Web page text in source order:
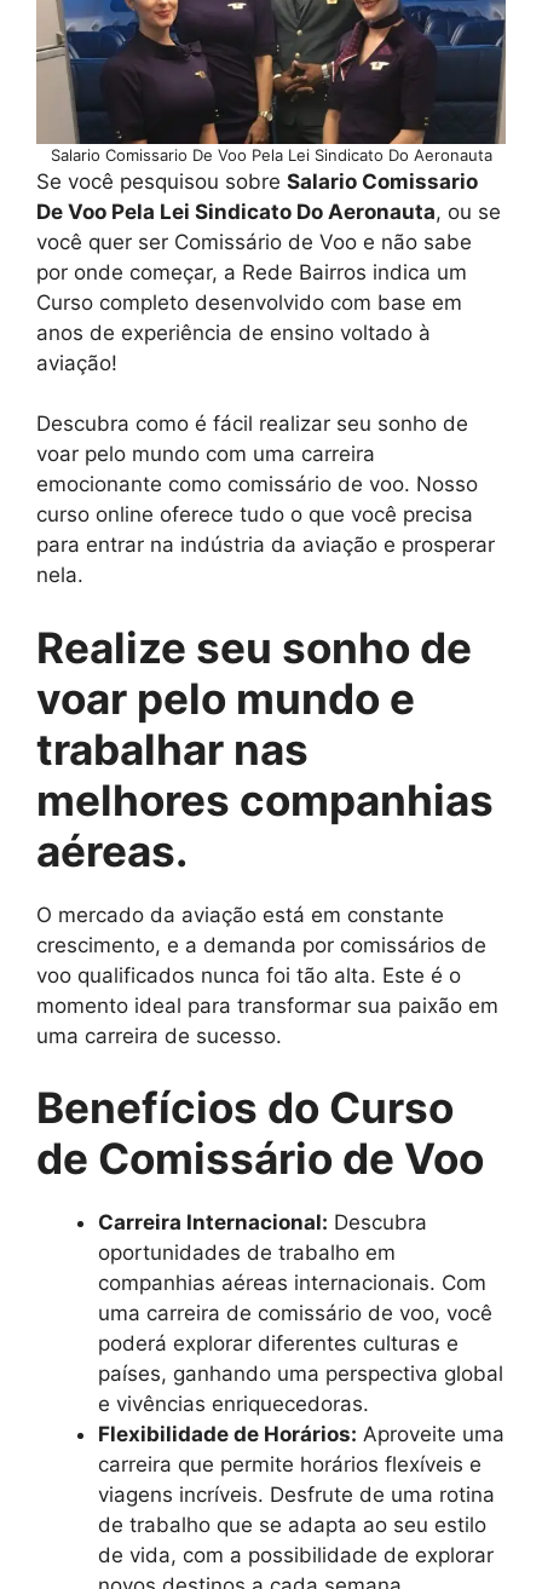
Salario Comissario De Voo Pela Lei Sindicato Do Aeronauta
Se você pesquisou sobre Salario Comissario
De Voo Pela Lei Sindicato Do Aeronauta, ou se
você quer ser Comissário de Voo e não sabe
por onde começar, a Rede Bairros indica um
Curso completo desenvolvido com base em
anos de experiência de ensino voltado à
aviação!
Descubra como é fácil realizar seu sonho de
voar pelo mundo com uma carreira
emocionante como comissário de voo. Nosso
curso online oferece tudo o que você precisa
para entrar na indústria da aviação e prosperar
nela.
Realize seu sonho de
voar pelo mundo e
trabalhar nas
melhores companhias
aéreas.
O mercado da aviação está em constante
crescimento, e a demanda por comissários de
voo qualificados nunca foi tão alta. Este é o
momento ideal para transformar sua paixão em
uma carreira de sucesso.
Benefícios do Curso
de Comissário de Voo
Carreira Internacional: Descubra
oportunidades de trabalho em
companhias aéreas internacionais. Com
uma carreira de comissário de voo, você
poderá explorar diferentes culturas e
países, ganhando uma perspectiva global
e vivências enriquecedoras.
Flexibilidade de Horários: Aproveite uma
carreira que permite horários flexíveis e
viagens incríveis. Desfrute de uma rotina
de trabalho que se adapta ao seu estilo
de vida, com a possibilidade de explorar